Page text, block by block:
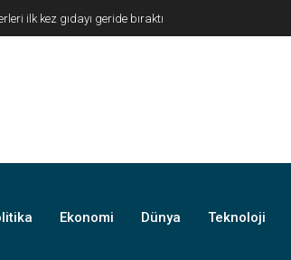
Hasret Acı Başladı: Türkiye Avustralya’ya 2-0 Mağlup Oldu
Ekonomi Dünya Teknoloji